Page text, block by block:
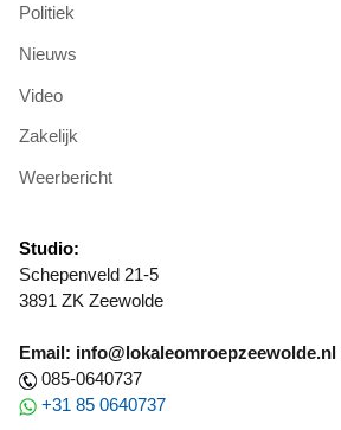
Politiek
Nieuws
Video
Zakelijk
Weerbericht
Studio:
Schepenveld 21-5
3891 ZK Zeewolde
Email: info@lokaleomroepzeewolde.nl
085-0640737
+31 85 0640737